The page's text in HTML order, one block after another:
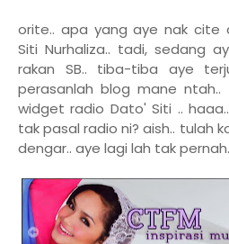
orite.. apa yang aye nak cite
Siti Nurhaliza.. tadi, sedang
rakan SB.. tiba-tiba aye
perasanlah blog mane
widget radio Dato' Siti ..
tak pasal radio ni? aish.. tulah
dengar.. aye lagi lah tak